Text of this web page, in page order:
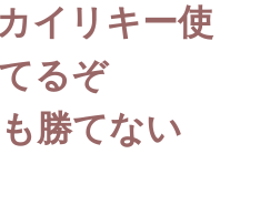
イリキー使
るぞ
勝てない